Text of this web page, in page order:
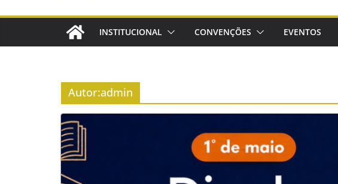
INSTITUCIONAL CONVENÇÕES EVENTOS
Autor:admin